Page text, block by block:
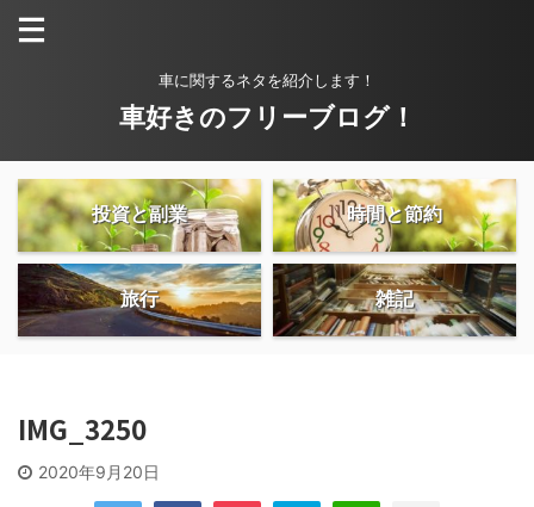
車に関するネタを紹介します！
車好きのフリーブログ！
投資と副業 時間と節約
旅行 雑記
IMG_3250
2020年9月20日